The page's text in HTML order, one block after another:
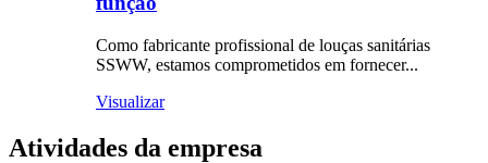
Como fabricante profissional de louças sanitárias
SSWW, estamos comprometidos em fornecer...
Visualizar
Atividades da empresa